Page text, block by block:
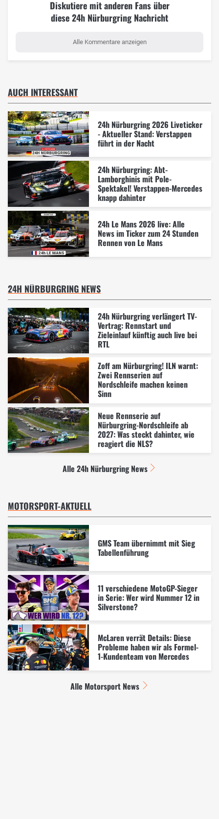
Diskutiere mit anderen Fans über
diese 24h Nürburgring Nachricht
Alle Kommentare anzeigen
AUCH INTERESSANT
24h Nürburgring 2026 Liveticker
- Aktueller Stand: Verstappen
führt in der Nacht
24h Nürburgring: Abt-
Lamborghinis mit Pole-
Spektakel! Verstappen-Mercedes
knapp dahinter
24h Le Mans 2026 live: Alle
News im Ticker zum 24 Stunden
Rennen von Le Mans
24H NÜRBURGRING NEWS
24h Nürburgring verlängert TV-
Vertrag: Rennstart und
Zieleinlauf künftig auch live bei
RTL
Zoff am Nürburgring! ILN warnt:
Zwei Rennserien auf
Nordschleife machen keinen
Sinn
Neue Rennserie auf
Nürburgring-Nordschleife ab
2027: Was steckt dahinter, wie
reagiert die NLS?
Alle 24h Nürburgring News
MOTORSPORT-AKTUELL
GMS Team übernimmt mit Sieg
Tabellenführung
11 verschiedene MotoGP-Sieger
in Serie: Wer wird Nummer 12 in
Silverstone?
McLaren verrät Details: Diese
Probleme haben wir als Formel-
1-Kundenteam von Mercedes
Alle Motorsport News